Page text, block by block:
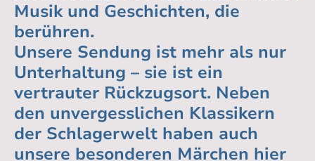
Musik und Geschichten, die
berühren.
Unsere Sendung ist mehr als nur
Unterhaltung – sie ist ein
vertrauter Rückzugsort. Neben
den unvergesslichen Klassikern
der Schlagerwelt haben auch
unsere besonderen Märchen hier